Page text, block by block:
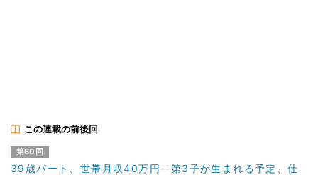
この連載の前後回
第60回
39歳パート、世帯月収40万円--第3子が生まれる予定、仕